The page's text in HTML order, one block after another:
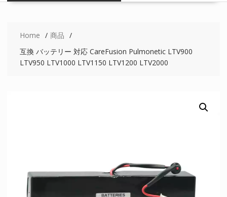
Home
商品
互換 バッテリー 対応 CareFusion Pulmonetic LTV900
LTV950 LTV1000 LTV1150 LTV1200 LTV2000